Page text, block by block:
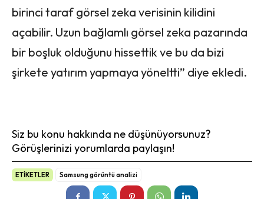
birinci taraf görsel zeka verisinin kilidini
açabilir. Uzun bağlamlı görsel zeka pazarında
bir boşluk olduğunu hissettik ve bu da bizi
şirkete yatırım yapmaya yöneltti” diye ekledi.
Siz bu konu hakkında ne düşünüyorsunuz?
Görüşlerinizi yorumlarda paylaşın!
ETİKETLER Samsung görüntü analizi